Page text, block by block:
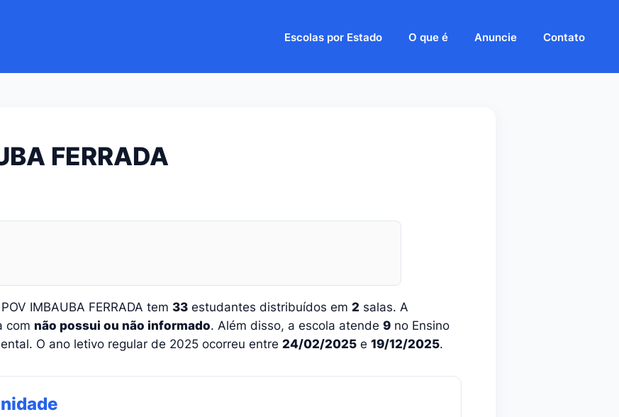
Escolas por Estado O que é Anuncie Contato
FERRADA
IMBAUBA FERRADA tem 33 estudantes distribuídos em 2 salas. A
com não possui ou não informado. Além disso, a escola atende 9 no Ensino
O ano letivo regular de 2025 ocorreu entre 24/02/2025 e 19/12/2025.